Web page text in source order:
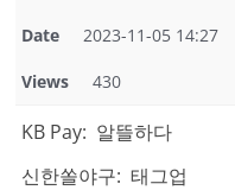
Date 2023-11-05 14:27
Views 430
KB Pay: 알뜰하다
신한쏠야구: 태그업